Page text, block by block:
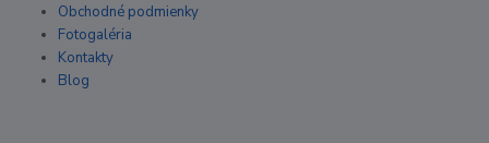
Obchodné podmienky
Fotogaléria
Kontakty
Blog